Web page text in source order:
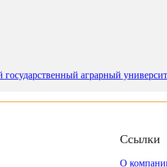
государственный аграрный
Ссылки
О